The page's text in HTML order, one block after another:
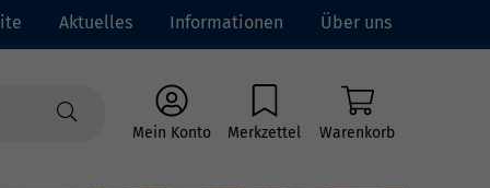
Aktuelles Informationen Über uns
Mein Konto Merkzettel Warenkorb